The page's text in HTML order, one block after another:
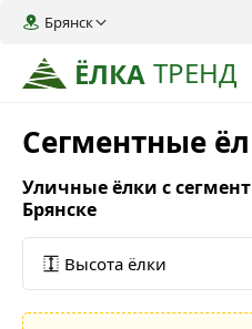
ЁЛКА ТРЕНД
Брянск
Сегментные
Уличные ёлки с
Брянске
Высота ёлки